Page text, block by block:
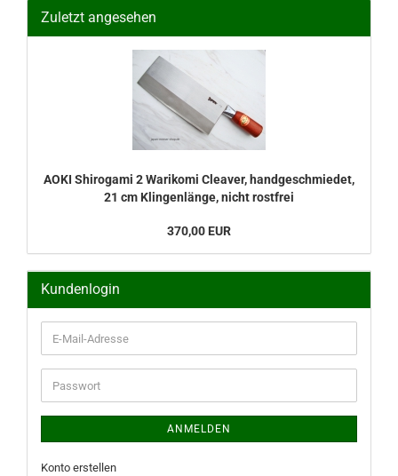
Zuletzt angesehen
AOKI Shirogami 2 Warikomi Cleaver, handgeschmiedet,
21 cm Klingenlänge, nicht rostfrei
370,00 EUR
Kundenlogin
E-
Mail-
Adresse
Passwort
ANMELDEN
Konto erstellen